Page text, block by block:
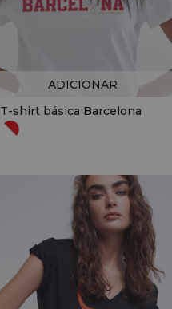
T-shirt básica Barcelona
ADICIONAR